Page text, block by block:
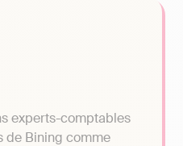
experts-comptables
de Bining comme